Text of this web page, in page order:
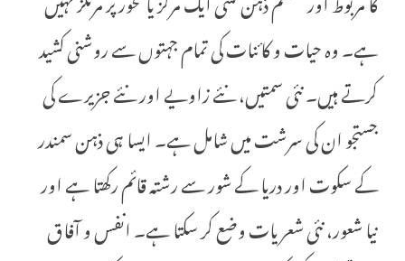
ہے۔ وہ حیات و کائنات کی تمام جہتوں سے روشنی کشید
کرتے ہیں۔ نئی سمتیں، نئے زاویے اور نئے جزیرے کی
جستجو ان کی سرشت میں شامل ہے۔ ایسا ہی ذہن سمندر
کے سکوت اور دریا کے شور سے رشتہ قائم رکھتا ہے اور
نیا شعور، نئی شعریات وضع کر سکتا ہے۔ انفس و آفاق